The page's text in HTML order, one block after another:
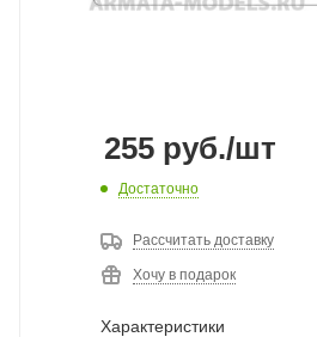
255 руб./шт
Достаточно
Рассчитать доставку
Хочу в подарок
Характеристики